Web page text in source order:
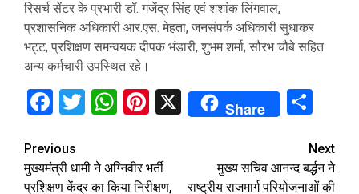
रिसर्च सेंटर के प्रभारी डॉ. गजेंद्र सिंह एवं शशांक लिंगवाल,
प्रशासनिक अधिकारी आर.एस. मेहता, जनसंपर्क अधिकारी सुधाकर
भट्ट, प्रशिक्षण समन्वयक दीपक भंडारी, शुभम शर्मा, सौरभ चौबे सहित
अन्य कर्मचारी उपस्थित रहे।
Facebook
Twitter
WhatsApp
Pinterest
X Share
Continue
Reading
Previous
मुख्यमंत्री धामी ने अग्निवीर भर्ती
प्रशिक्षण केंद्र का किया निरीक्षण,
Next
मुख्य सचिव आनन्द बर्द्धन ने
राष्ट्रीय राजमार्ग परियोजनाओं की